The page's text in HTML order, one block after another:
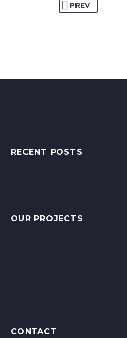
PREV
RECENT POSTS
OUR PROJECTS
CONTACT